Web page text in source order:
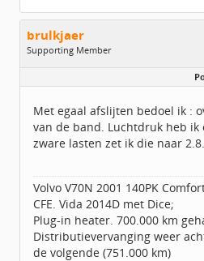
brulkjaer
Supporting Member
Berichten:
2124
Met egaal afslijten bedoel ik :
van de band. Luchtdruk heb ik
zware lasten zet ik die naar 2.8.
Volvo V70N 2001 140PK
CFE. Vida 2014D met Dice;
Plug-in heater. 700.000 km
Distributievervanging weer
de volgende (751.000 km)